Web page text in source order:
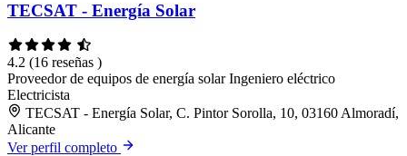
TECSAT - Energía Solar
4.2 (16 reseñas )
Proveedor de equipos de energía solarIngeniero eléctrico
Electricista
TECSAT - Energía Solar, C. Pintor Sorolla, 10, 03160 Almoradí,
Alicante
Ver perfil completo